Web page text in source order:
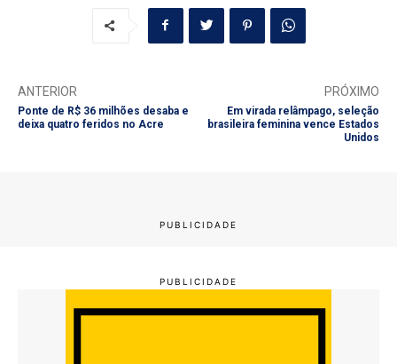
ANTERIOR
Ponte de R$ 36 milhões desaba e
deixa quatro feridos no Acre
PRÓXIMO
Em virada relâmpago, seleção
brasileira feminina vence Estados
Unidos